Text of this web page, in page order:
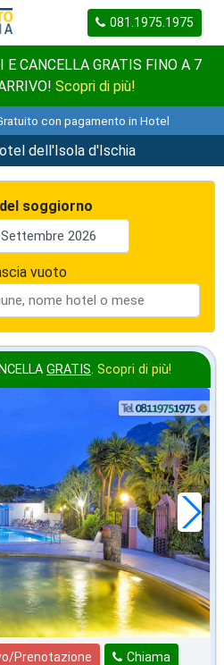
081.1975.1975
E CANCELLA GRATIS FINO A 7
Scopri di più!
con pagamento in Hotel
dell'Isola d'Ischia
soggiorno
vuoto
GRATIS. Scopri di più!
Chiama
Prenotazione